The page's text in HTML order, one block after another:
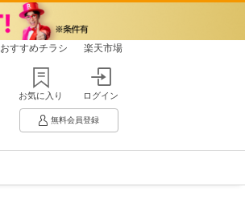
おすすめチラシ 楽天市場
お気に入り ログイン
無料会員登録